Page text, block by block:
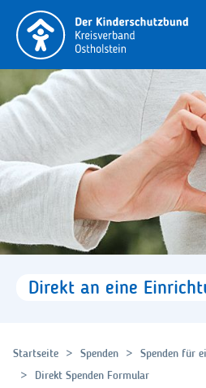
Navigation überspringen
Direkt an eine
Startseite Spenden
Spenden für
Direkt Spenden Formular